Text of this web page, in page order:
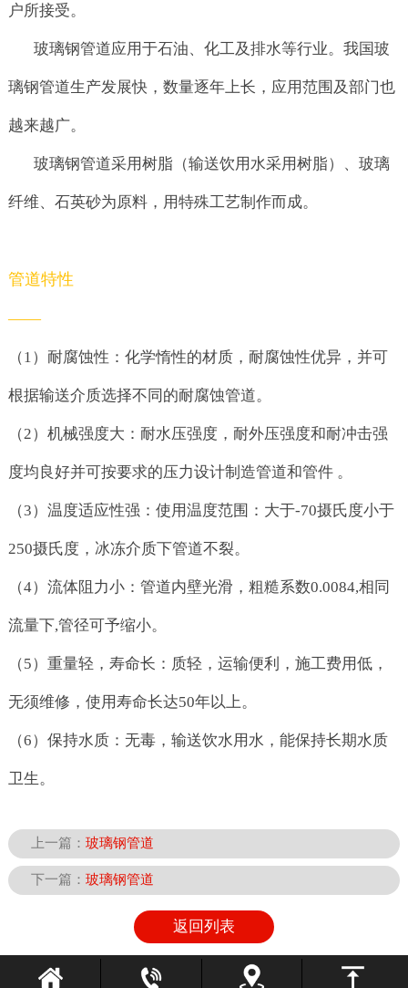
户所接受。
玻璃钢管道应用于石油、化工及排水等行业。我国玻
璃钢管道生产发展快，数量逐年上长，应用范围及部门也
越来越广。
玻璃钢管道采用树脂（输送饮用水采用树脂）、玻璃
纤维、石英砂为原料，用特殊工艺制作而成。
管道特性
——
（1）耐腐蚀性：化学惰性的材质，耐腐蚀性优异，并可
根据输送介质选择不同的耐腐蚀管道。
（2）机械强度大：耐水压强度，耐外压强度和耐冲击强
度均良好并可按要求的压力设计制造管道和管件 。
（3）温度适应性强：使用温度范围：大于-70摄氏度小于
250摄氏度，冰冻介质下管道不裂。
（4）流体阻力小：管道内壁光滑，粗糙系数0.0084,相同
流量下,管径可予缩小。
（5）重量轻，寿命长：质轻，运输便利，施工费用低，
无须维修，使用寿命长达50年以上。
（6）保持水质：无毒，输送饮水用水，能保持长期水质
卫生。
上一篇：玻璃钢管道
下一篇：玻璃钢管道
返回列表